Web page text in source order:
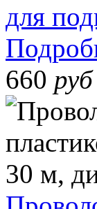
для
660 руб